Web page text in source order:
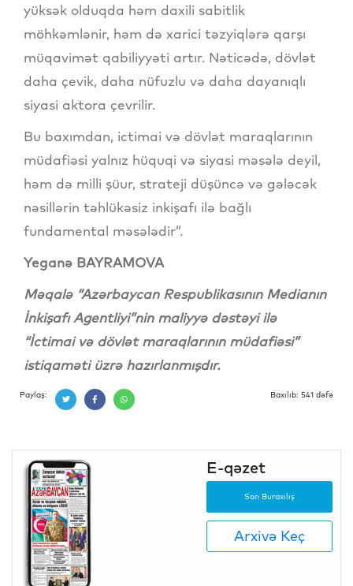
yüksək olduqda həm daxili sabitlik
möhkəmlənir, həm də xarici təzyiqlərə qarşı
müqavimət qabiliyyəti artır. Nəticədə, dövlət
daha çevik, daha nüfuzlu və daha dayanıqlı
siyasi aktora çevrilir.
Bu baxımdan, ictimai və dövlət maraqlarının
müdafiəsi yalnız hüquqi və siyasi məsələ deyil,
həm də milli şüur, strateji düşüncə və gələcək
nəsillərin təhlükəsiz inkişafı ilə bağlı
fundamental məsələdir”.
Yeganə BAYRAMOVA
Məqalə “Azərbaycan Respublikasının Medianın
İnkişafı Agentliyi”nin maliyyə dəstəyi ilə
“İctimai və dövlət maraqlarının müdafiəsi”
istiqaməti üzrə hazırlanmışdır.
Paylaş: Baxılıb: 541 dəfə
E-qəzet
Son Buraxılış
Arxivə Keç